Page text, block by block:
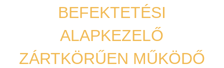
BEFEKTETÉSI
ALAPKEZELŐ
ZÁRTKÖRŰEN MŰKÖDŐ